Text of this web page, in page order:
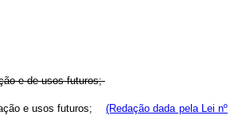
e de usos futuros;
e usos futuros;(Redação dada pela Lei nº